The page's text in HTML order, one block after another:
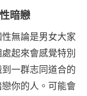
暗戀
無論是男女大家
起來會感覺特別
一群志同道合的
你的人。可能會